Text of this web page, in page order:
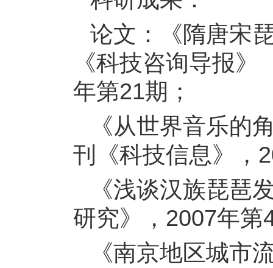
论文：《隋唐宋
《科技咨询导报
年第21期；
《从世界音乐的
刊《科技信息》，
《浅谈汉族琵琶
研究》，2007年第
《南京地区城市